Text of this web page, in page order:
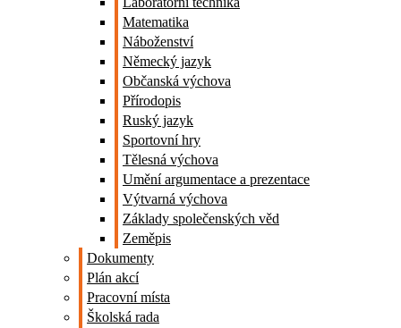
Matematika
Náboženství
Německý jazyk
Občanská výchova
Přírodopis
Ruský jazyk
Sportovní hry
Tělesná výchova
Umění argumentace a prezentace
Výtvarná výchova
Základy společenských věd
Zeměpis
Dokumenty
Plán akcí
Pracovní místa
Školská rada